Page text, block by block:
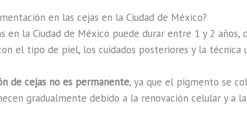
en las cejas en la Ciudad de México?
la Ciudad de México puede durar entre 1 y 2 años,
el tipo de piel, los cuidados posteriores y la técnica
de cejas no es permanente, ya que el pigmento se
gradualmente debido a la renovación celular y a